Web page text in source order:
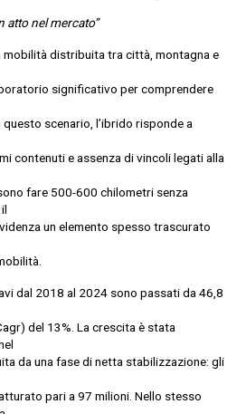
atto nel mercato”
mobilità distribuita tra città, montagna e
significativo per comprendere
scenario, l’ibrido risponde a
contenuti e assenza di vincoli legati alla
fare 500-600 chilometri senza
un elemento spesso trascurato
dal 2018 al 2024 sono passati da 46,8
del 13%. La crescita è stata
da una fase di netta stabilizzazione: gli
pari a 97 milioni. Nello stesso